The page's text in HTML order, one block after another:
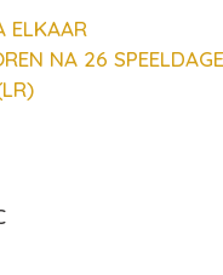
ELKAAR
NA 26